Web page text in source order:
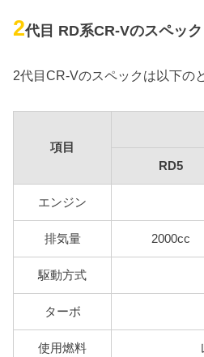
2代目 RD系CR-Vのスペック
2代目CR-Vのスペックは以下の
項目
RD5
エンジン
排気量 2000cc
駆動方式
ターボ
使用燃料